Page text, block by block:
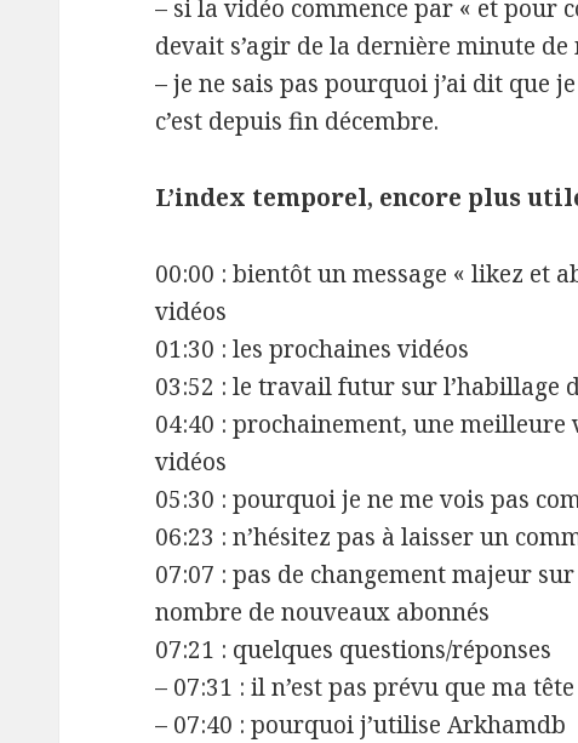
– si la vidéo commence par « et pour
devait s’agir de la dernière minute
– je ne sais pas pourquoi j’ai dit que
c’est depuis fin décembre.
L’index temporel, encore plus
00:00 : bientôt un message « likez et
vidéos
01:30 : les prochaines vidéos
03:52 : le travail futur sur l’habillage
04:40 : prochainement, une meilleure
vidéos
05:30 : pourquoi je ne me vois pas
06:23 : n’hésitez pas à laisser un
07:07 : pas de changement majeur
nombre de nouveaux abonnés
07:21 : quelques questions/réponses
– 07:31 : il n’est pas prévu que ma
– 07:40 : pourquoi j’utilise Arkhamdb